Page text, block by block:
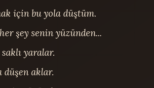
için bu yola düştüm.
şey senin yüzünden...
yaralar.
düşen aklar.